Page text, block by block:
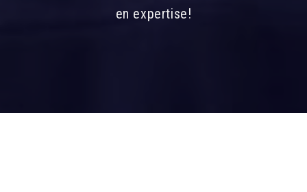
en expertise!